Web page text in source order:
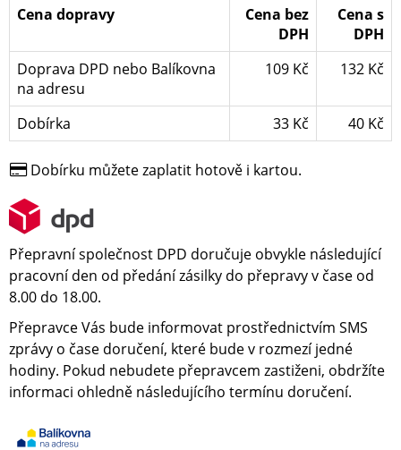
Cena dopravy
Cena bez
DPH
Cena s
DPH
Doprava DPD nebo Balíkovna
na adresu
109 Kč 132 Kč
Dobírka 33 Kč 40 Kč
Dobírku můžete zaplatit hotově i kartou.
Přepravní společnost DPD doručuje obvykle následující
pracovní den od předání zásilky do přepravy v čase od
8.00 do 18.00.
Přepravce Vás bude informovat prostřednictvím SMS
zprávy o čase doručení, které bude v rozmezí jedné
hodiny. Pokud nebudete přepravcem zastiženi, obdržíte
informaci ohledně následujícího termínu doručení.